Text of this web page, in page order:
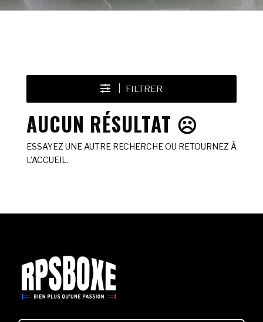
FILTRER
AUCUN RÉSULTAT ☹️
ESSAYEZ UNE AUTRE RECHERCHE OU RETOURNEZ À
L'ACCUEIL.